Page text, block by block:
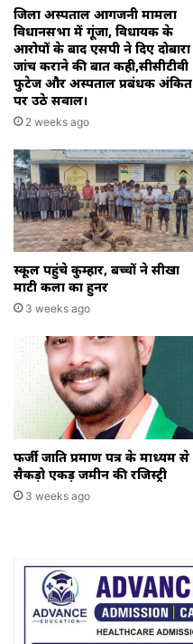
जिला अस्पताल आगजनी मामला
विधानसभा में गूंजा, विधायक के
आरोपों के बाद एसपी ने दिए दोबारा
जांच कराने की बात कही,सीसीटीवी
फुटेज और अस्पताल प्रबंधक अंकित
पर उठे सवाल।
2 weeks ago
स्कूल पहुंचे कुम्हार, बच्चों ने सीखा
माटी कला का हुनर
3 weeks ago
फर्जी जाति प्रमाण पत्र के माध्यम से
सैकड़ो एकड़ जमीन की रजिस्ट्री
3 weeks ago